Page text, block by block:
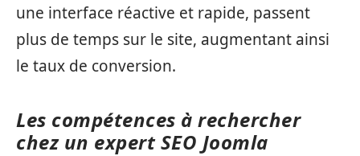
une interface réactive et rapide, passent
plus de temps sur le site, augmentant ainsi
le taux de conversion.
Les compétences à rechercher
chez un expert SEO Joomla